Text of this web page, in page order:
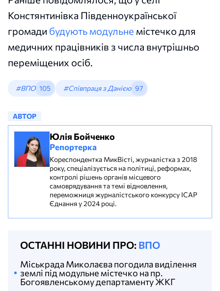
Констянтинівка Південноукраїнської
громади будують модульне містечко для
медичних працівників з числа внутрішньо
переміщених осіб.
#ВПО 105 #Співпраця з Данією 97
АВТОР
Юлія Бойченко
Репортерка
Кореспондентка МикВісті, журналістка з 2018
року, спеціалізується на політиці, реформах,
контролі рішень органів місцевого
самоврядування та темі відновлення,
переможниця журналістського конкурсу ІСАР
Єднання у 2024 році.
ОСТАННІ НОВИНИ ПРО: ВПО
Міськрада Миколаєва погодила виділення
землі під модульне містечко на пр.
Богоявленському департаменту ЖКГ